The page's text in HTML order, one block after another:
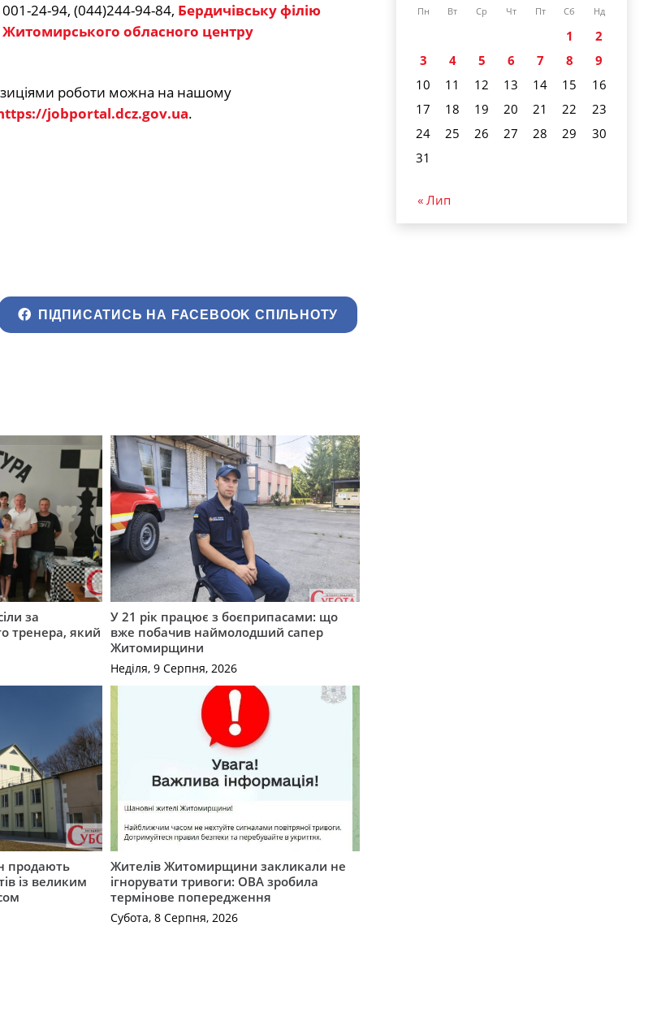
24-94, (044)244-94-84, Бердичівську філію
Житомирського обласного центру
роботи можна на нашому
jobportal.dcz.gov.ua.
ПІДПИСАТИСЬ НА FACEBOOK СПІЛЬНОТУ
за
тренера, який
У 21 рік працює з боєприпасами: що
вже побачив наймолодший сапер
Житомирщини
Неділя, 9 Серпня, 2026
продають
із великим
Жителів Житомирщини закликали не
ігнорувати тривоги: ОВА зробила
термінове попередження
Субота, 8 Серпня, 2026
Пн Вт Ср Чт Пт Сб Нд
1
2
3
4 5 6 7 8
9
10
11 12 13 14 15
16
17
18 19 20 21 22
23
24
25 26 27 28 29
30
31
« Лип